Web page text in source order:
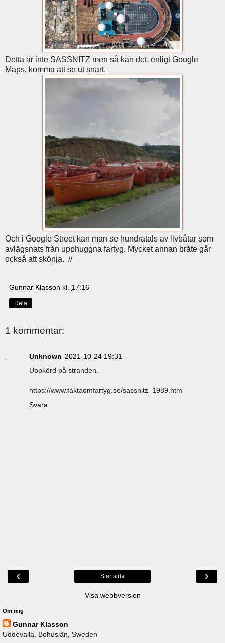
Detta är inte SASSNITZ men så kan det, enligt Google
Maps, komma att se ut snart.
Och i Google Street kan man se hundratals av livbåtar som
avlägsnats från upphuggna fartyg. Mycket annan bråte går
också att skönja. //
Gunnar Klasson kl. 17:16
Dela
1 kommentar:
Unknown 2021-10-24 19:31
Uppkörd på stranden.
https://www.faktaomfartyg.se/sassnitz_1989.htm
Svara
‹ ›
Startsida
Visa webbversion
Om mig
Gunnar Klasson
Uddevalla, Bohuslän, Sweden